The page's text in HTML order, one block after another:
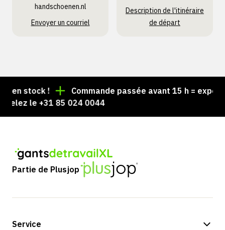
handschoenen.nl
Envoyer un courriel
Description de l'itinéraire
de départ
stock !
Commande passée avant 15 h = expédiée
le +31 85 024 0044
Partie de Plusjop
Service